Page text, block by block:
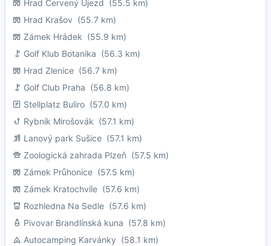
Hrad Červený Újezd
(55.5 km)
Hrad Krašov (55.7 km)
Zámek Hrádek (55.9 km)
Golf Klub Botanika (56.3 km)
Hrad Zlenice (56.7 km)
Golf Club Praha (56.8 km)
Stellplatz Buliro (57.0 km)
Rybník Mirošovák (57.1 km)
Lanový park Sušice (57.1 km)
Zoologická zahrada Plzeň (57.5 km)
Zámek Průhonice (57.5 km)
Zámek Kratochvíle (57.6 km)
Rozhledna Na Sedle (57.6 km)
Pivovar Brandlínská kuna (57.8 km)
Autocamping Karvánky (58.1 km)